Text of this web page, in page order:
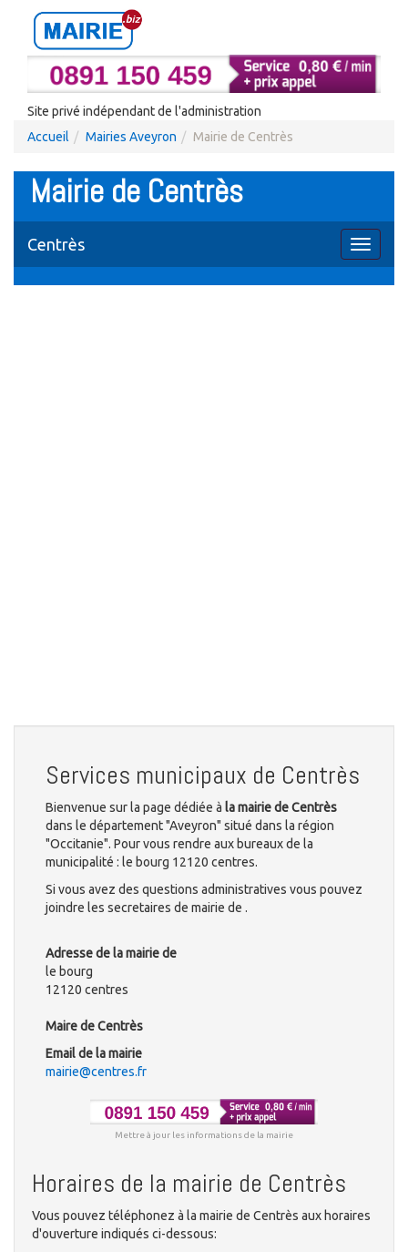
Site privé indépendant de l'administration
Accueil
Mairies Aveyron Mairie de Centrès
Mairie de Centrès
Toggle
Centrès
Services municipaux de Centrès
Bienvenue sur la page dédiée à la mairie de Centrès
dans le département "Aveyron" situé dans la région
"Occitanie". Pour vous rendre aux bureaux de la
municipalité : le bourg 12120 centres.
Si vous avez des questions administratives vous pouvez
joindre les secretaires de mairie de .
Adresse de la mairie de
le bourg
12120 centres
Maire de Centrès
Email de la mairie
mairie@centres.fr
Mettre à jour les informations de la mairie
Horaires de la mairie de Centrès
Vous pouvez téléphonez à la mairie de Centrès aux horaires
d'ouverture indiqués ci-dessous: